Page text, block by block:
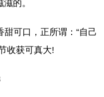
的。
可口，正所谓：“自己
收获可真大!